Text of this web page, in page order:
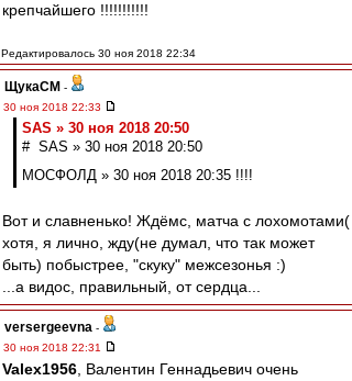
крепчайшего !!!!!!!!!!!
Редактировалось 30 ноя 2018 22:34
ЩукаСМ -
30 ноя 2018 22:33
SAS » 30 ноя 2018 20:50
# SAS » 30 ноя 2018 20:50
МОСФОЛД » 30 ноя 2018 20:35 !!!!
Вот и славненько! Ждёмс, матча с лохомотами(
хотя, я лично, жду(не думал, что так может
быть) побыстрее, "скуку" межсезонья :)
...а видос, правильный, от сердца...
versergeevna -
30 ноя 2018 22:31
Valex1956 , Валентин Геннадьевич очень